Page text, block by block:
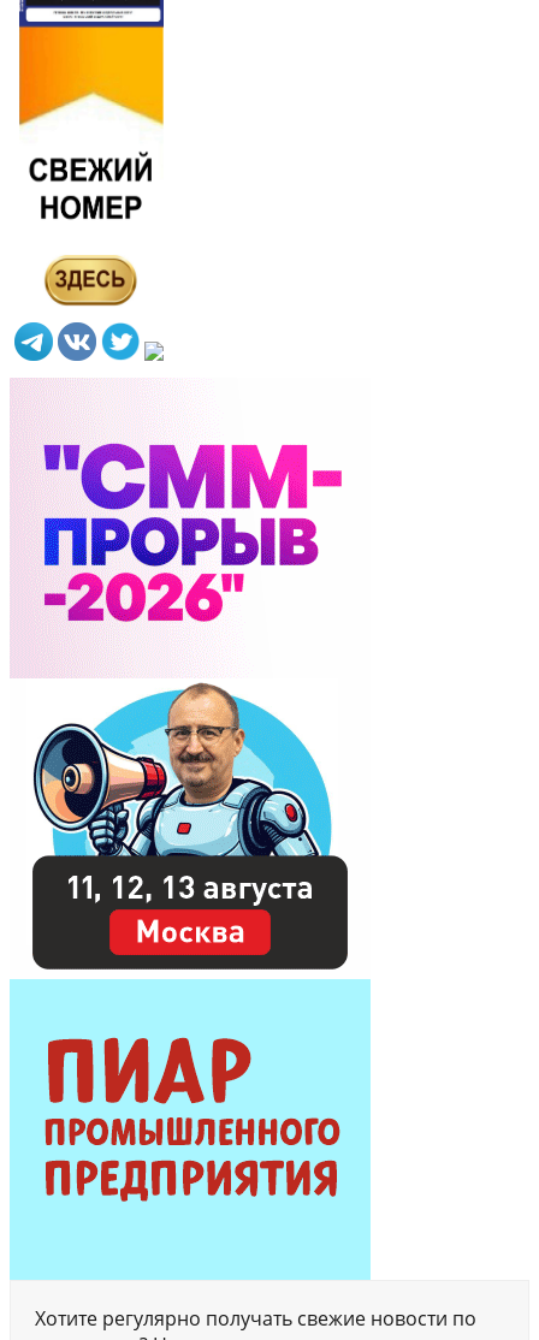
Хотите регулярно получать свежие новости по